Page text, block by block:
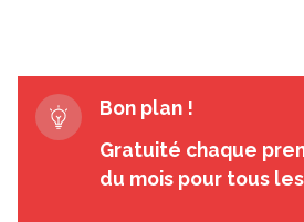
Bon plan !
Gratuité chaque
du mois pour tous